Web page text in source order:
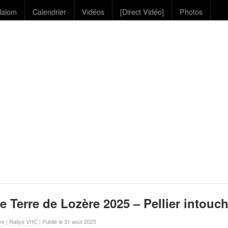
Calendrier Vidéos [Direct Vidéo] Photos
Terre de Lozère 2025 – Pellier
| Rallye VHC | Publié le 31 août 2025